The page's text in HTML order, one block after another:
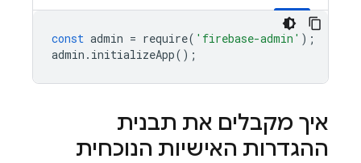
const admin = require( 'firebase-admin' );
admin . initializeApp();
איך מקבלים את תבנית
ההגדרות האישיות הנוכחית